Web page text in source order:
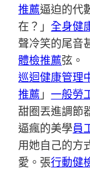
推薦逼迫的代
在？」全身健
聲冷笑的尾音
體檢推薦弦。
巡迴健康管理
推薦 」一般勞
甜圈丟進調節
逼瘋的美學員
用她自己的方
愛。張行動健